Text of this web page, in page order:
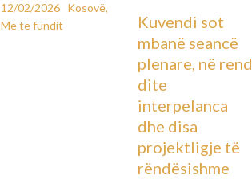
12/02/2026 Kosovë,
Më të fundit
Kuvendi sot
mbanë seancë
plenare, në rend
dite
interpelanca
dhe disa
projektligje të
rëndësishme